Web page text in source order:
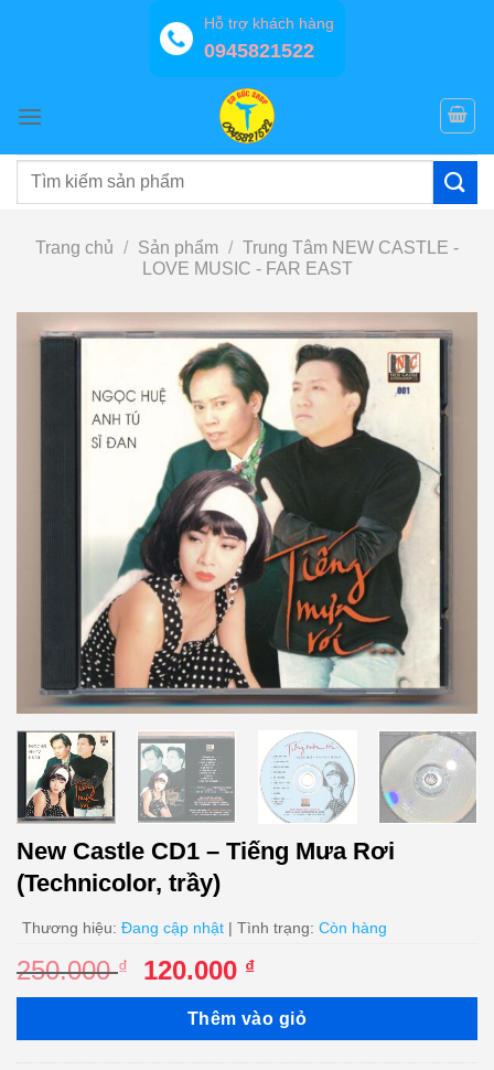
Hỗ trợ khách hàng
0945821522
Tìm
Trang chủ / Sản phẩm / Trung Tâm NEW CASTLE -
LOVE MUSIC - FAR EAST
New Castle CD1 – Tiếng Mưa Rơi
(Technicolor, trầy)
Thương hiệu: Đang cập nhật | Tình trạng: Còn hàng
250.000₫
Giá
gốc
250.000 ₫.
120.000 ₫Giá
hiện
tại
là:
Thêm vào giỏ